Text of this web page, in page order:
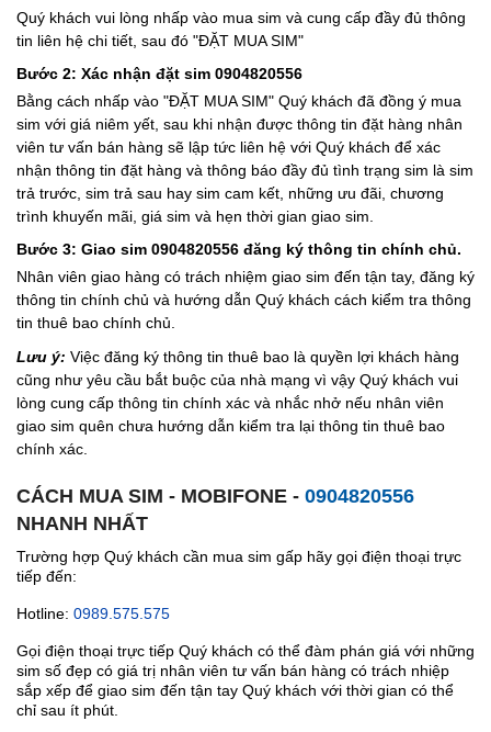
Quý khách vui lòng nhấp vào mua sim và cung cấp đầy đủ thông
tin liên hệ chi tiết, sau đó "ĐẶT MUA SIM"
Bước 2: Xác nhận đặt sim 0904820556
Bằng cách nhấp vào "ĐẶT MUA SIM" Quý khách đã đồng ý mua
sim với giá niêm yết, sau khi nhận được thông tin đặt hàng nhân
viên tư vấn bán hàng sẽ lập tức liên hệ với Quý khách để xác
nhận thông tin đặt hàng và thông báo đầy đủ tình trạng sim là sim
trả trước, sim trả sau hay sim cam kết, những ưu đãi, chương
trình khuyến mãi, giá sim và hẹn thời gian giao sim.
Bước 3: Giao sim 0904820556 đăng ký thông tin chính chủ.
Nhân viên giao hàng có trách nhiệm giao sim đến tận tay, đăng ký
thông tin chính chủ và hướng dẫn Quý khách cách kiểm tra thông
tin thuê bao chính chủ.
Lưu ý: Việc đăng ký thông tin thuê bao là quyền lợi khách hàng
cũng như yêu cầu bắt buộc của nhà mạng vì vậy Quý khách vui
lòng cung cấp thông tin chính xác và nhắc nhở nếu nhân viên
giao sim quên chưa hướng dẫn kiểm tra lại thông tin thuê bao
chính xác.
CÁCH MUA SIM - MOBIFONE - 0904820556
NHANH NHẤT
Trường hợp Quý khách cần mua sim gấp hãy gọi điện thoại trực
tiếp đến:
Hotline: 0989.575.575
Gọi điện thoại trực tiếp Quý khách có thể đàm phán giá với những
sim số đẹp có giá trị nhân viên tư vấn bán hàng có trách nhiệp
sắp xếp để giao sim đến tận tay Quý khách với thời gian có thể
chỉ sau ít phút.